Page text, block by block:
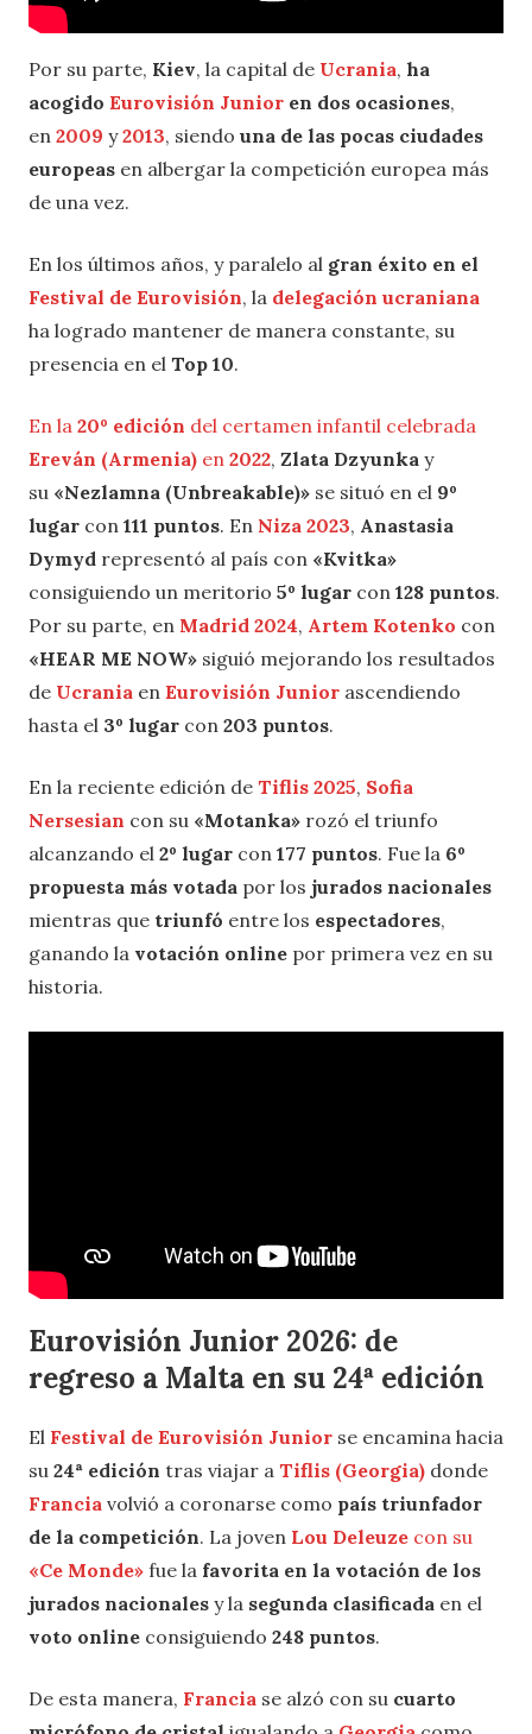
Por su parte, Kiev, la capital de Ucrania, ha
acogido Eurovisión Junior en dos ocasiones,
en 2009 y2013, siendo una de las pocas ciudades
europeas en albergar la competición europea más
de una vez.
En los últimos años, y paralelo al gran éxito en el
Festival de Eurovisión, la delegación ucraniana
ha logrado mantener de manera constante, su
presencia en el Top 10.
En la 20º edición del certamen infantil celebrada
Ereván (Armenia) en 2022, Zlata Dzyunka y
su «Nezlamna (Unbreakable)» se situó en el 9º
lugar con 111 puntos. En Niza 2023, Anastasia
Dymyd representó al país con «Kvitka»
consiguiendo un meritorio 5º lugar con 128 puntos.
Por su parte, en Madrid 2024, Artem Kotenko con
«HEAR ME NOW» siguió mejorando los resultados
de Ucrania en Eurovisión Junior ascendiendo
hasta el 3º lugar con 203 puntos.
En la reciente edición de Tiflis 2025, Sofia
Nersesian con su «Motanka» rozó el triunfo
alcanzando el 2º lugar con 177 puntos. Fue la 6º
propuesta más votada por los jurados nacionales
mientras que triunfó entre los espectadores,
ganando la votación online por primera vez en su
historia.
Eurovisión Junior 2026: de
regreso a Malta en su 24ª edición
El Festival de Eurovisión Junior se encamina hacia
su 24ª edición tras viajar a Tiflis (Georgia) donde
Francia volvió a coronarse como país triunfador
de la competición. La joven Lou Deleuze con su
«Ce Monde» fue la favorita en la votación de los
jurados nacionales y la segunda clasificada en el
voto online consiguiendo 248 puntos.
De esta manera, Francia se alzó con su cuarto